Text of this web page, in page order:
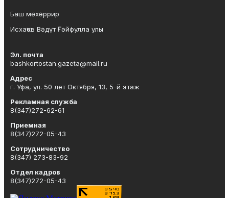
Баш мөхәррир
Исхаҡов Вәдүт Ғәйфулла улы
Эл. почта
bashkortostan.gazeta@mail.ru
Адрес
г. Уфа, ул. 50 лет Октября, 13, 5-й этаж
Рекламная служба
8(347)272-62-61
Приемная
8(347)272-05-43
Сотрудничество
8(347) 273-83-92
Отдел кадров
8(347)272-05-43